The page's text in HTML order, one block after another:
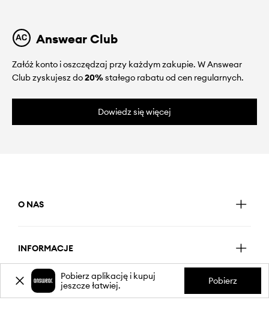
Answear Club
Załóż konto i oszczędzaj przy każdym zakupie. W Answear
Club zyskujesz do20%stałego rabatu od cen regularnych.
Dowiedz się więcej
O NAS
INFORMACJE
OBSŁUGA KLIENTA
Pobierz aplikację i kupuj
jeszcze łatwiej.
Pobierz